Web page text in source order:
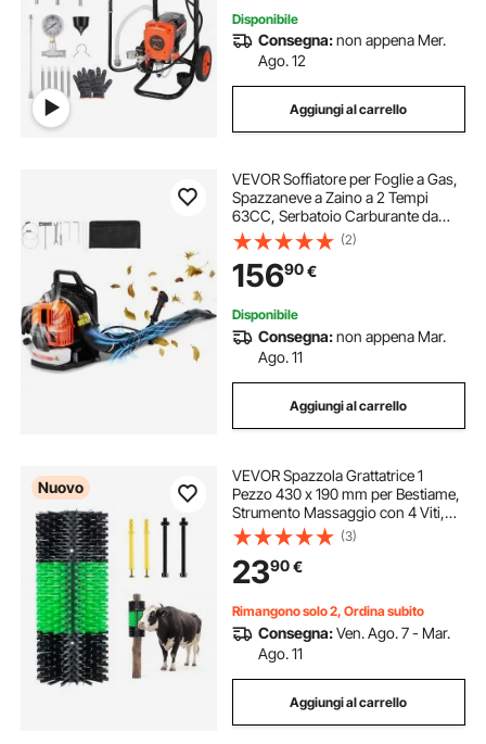
Disponibile
Consegna:non appena Mer.
Ago. 12
Aggiungi al carrello
VEVOR Soffiatore per Foglie a Gas,
Spazzaneve a Zaino a 2 Tempi
63CC, Serbatoio Carburante da
1,89 L, Volume d'Aria 1110 CFM per
Cura del Prato, Pulizia delle Foglie,
Rimozione Neve
(2)
15690€
Disponibile
Consegna:non appena Mar.
Ago. 11
Aggiungi al carrello
Nuovo
VEVOR Spazzola Grattatrice 1
Pezzo 430 x 190 mm per Bestiame,
Strumento Massaggio con 4 Viti,
Colore Verde e Nero, per Pulizia
Autonoma e Toelettatura di Cavalli
Asini Mucche Bovini Ovini e Suini
(3)
2390€
Rimangono solo 2, Ordina subito
Consegna:Ven. Ago. 7 - Mar.
Ago. 11
Aggiungi al carrello